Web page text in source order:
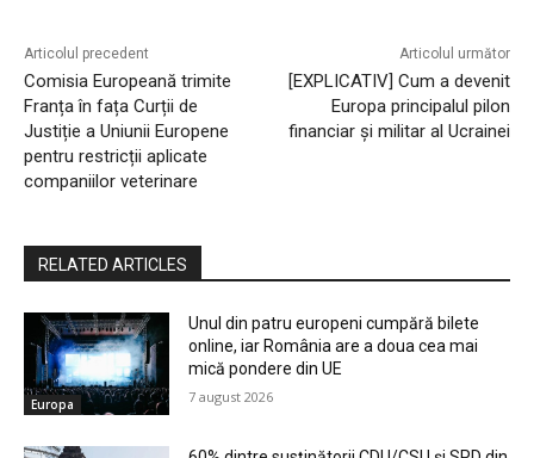
Articolul precedent
Comisia Europeană trimite
Franța în fața Curții de
Justiție a Uniunii Europene
pentru restricții aplicate
companiilor veterinare
Articolul următor
[EXPLICATIV] Cum a devenit
Europa principalul pilon
financiar și militar al Ucrainei
RELATED ARTICLES
Europa
Unul din patru europeni cumpără bilete
online, iar România are a doua cea mai
mică pondere din UE
7 august 2026